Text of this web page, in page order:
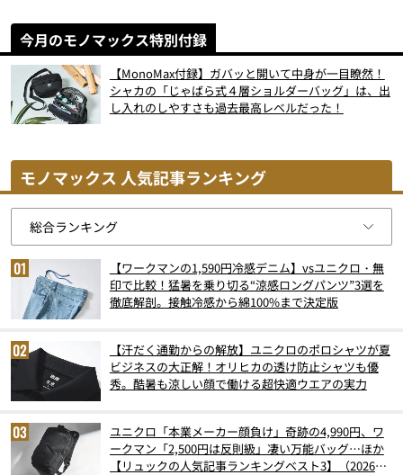
今月のモノマックス特別付録
【MonoMax付録】ガバッと開いて中身が一目瞭然！
シャカの「じゃばら式４層ショルダーバッグ」は、出
し入れのしやすさも過去最高レベルだった！
モノマックス 人気記事ランキング
【ワークマンの1,590円冷感デニム】vsユニクロ・無
印で比較！猛暑を乗り切る“涼感ロングパンツ”3選を
徹底解剖。接触冷感から綿100%まで決定版
【汗だく通勤からの解放】ユニクロのポロシャツが夏
ビジネスの大正解！オリヒカの透け防止シャツも優
秀。酷暑も涼しい顔で働ける超快適ウエアの実力
ユニクロ「本業メーカー顔負け」奇跡の4,990円、ワ
ークマン「2,500円は反則級」凄い万能バッグ…ほか
【リュックの人気記事ランキングベスト3】（2026年